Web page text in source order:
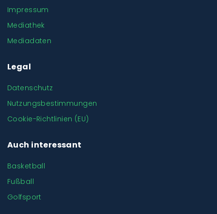
Impressum
Mediathek
Mediadaten
Legal
Datenschutz
Nutzungsbestimmungen
Cookie-Richtlinien (EU)
Auch interessant
Basketball
Fußball
Golfsport